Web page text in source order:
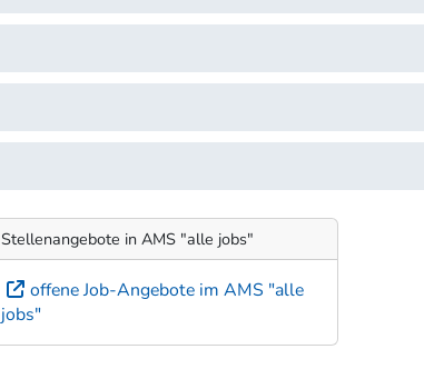
Stellenangebote in AMS "alle jobs"
offene Job-Angebote im AMS "alle
jobs"